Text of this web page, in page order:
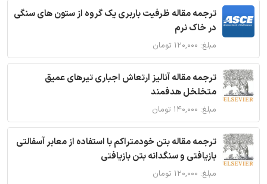
ترجمه مقاله ظرفیت باربری یک گروه از ستون های سنگی
در خاک نرم
مبلغ: ۱۲۰,۰۰۰ تومان
ترجمه مقاله آنالیز ارتعاش اجباری تیرهای عمیق
متخلخل هدفمند
مبلغ: ۱۴۰,۰۰۰ تومان
ترجمه مقاله بتن خودمتراکم با استفاده از معابر آسفالتی
بازیافتی و سنگدانه بتن بازیافتی
مبلغ: ۱۲۰,۰۰۰ تومان